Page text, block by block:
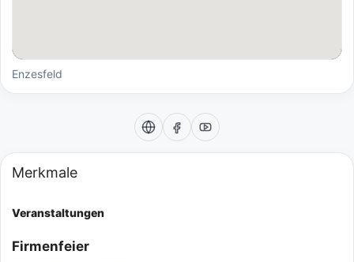
Enzesfeld
Merkmale
Veranstaltungen
Firmenfeier